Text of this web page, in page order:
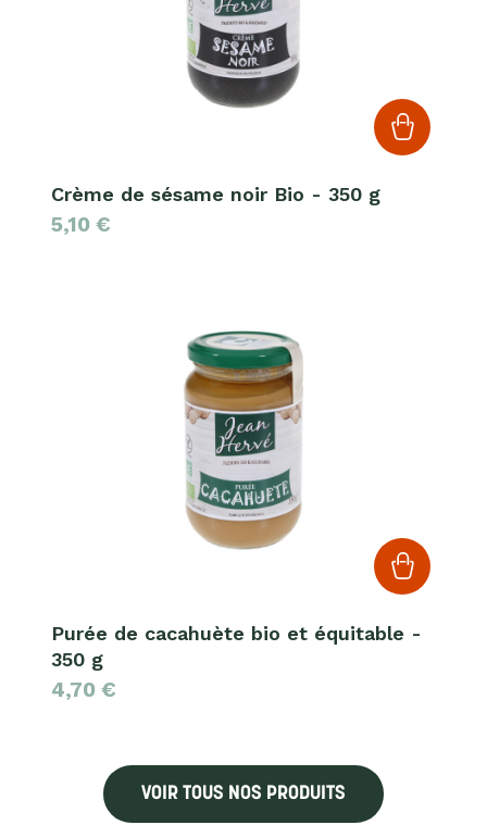
Crème de sésame noir Bio - 350 g
5,10 €
Purée de cacahuète bio et équitable -
350 g
4,70 €
VOIR TOUS NOS PRODUITS